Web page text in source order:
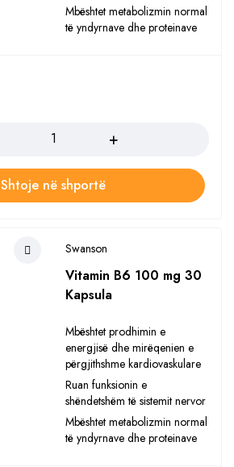
Mbështet metabolizmin normal
të yndyrnave dhe proteinave
Shtoje në shportë
Swanson
Vitamin B6 100 mg 30
Kapsula
Mbështet prodhimin e
energjisë dhe mirëqenien e
përgjithshme kardiovaskulare
Ruan funksionin e
shëndetshëm të sistemit nervor
Mbështet metabolizmin normal
të yndyrnave dhe proteinave